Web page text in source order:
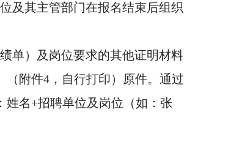
及其主管部门在报名结束后组织
单）及岗位要求的其他证明材料
附件4，自行打印）原件。通过
姓名+招聘单位及岗位（如：张